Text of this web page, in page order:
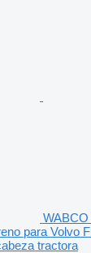
WABCO
para Volvo
tractora